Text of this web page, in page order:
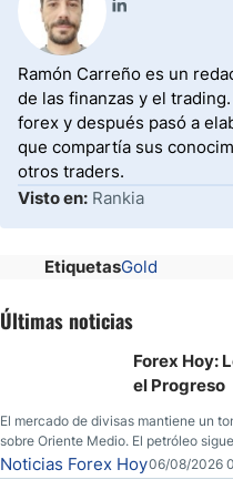
Ramón Carreño es un
de las finanzas y el
forex y después pasó a
que compartía sus
otros traders.
Visto en: Rankia
EtiquetasGold
Últimas noticias
Forex Hoy:
el Progreso
El mercado de divisas mantiene un
sobre Oriente Medio. El petróleo
y los operadores esperan nuevas
Unidos.
Noticias Forex Hoy06/08/2026